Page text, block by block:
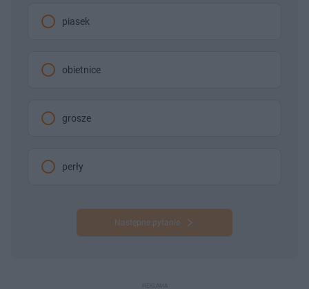
piasek
obietnice
grosze
perły
Następne pytanie